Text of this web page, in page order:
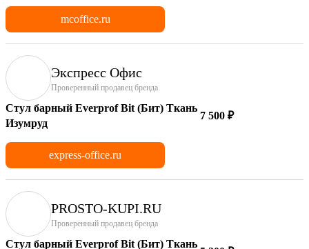
mcoffice.ru
Экспресс Офис
Проверенный продавец бренда
Стул барный Everprof Bit (Бит) Ткань
Изумруд
7 500 ₽
express-office.ru
PROSTO-KUPI.RU
Проверенный продавец бренда
Стул барный Everprof Bit (Бит) Ткань